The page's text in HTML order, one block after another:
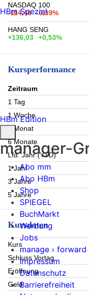
NASDAQ 100
-114,46
-0,39%
HANG SENG
+136,03
+0,53%
Kursperformance
Zeitraum
1 Tag
1 Woche
1 Monat
6 Monate
Lfd. Jahr (YTD)
1 Jahr
3 Jahre
5 Jahre
Kursdaten
Kurs
Schluss Vortag
Eröffnung
Geld
HBm Spezial
HBm Edition
manager-
Abo mm
Abo HBm
Shop
SPIEGEL
BuchMarkt
Werbung
Jobs
manage › forward
Impressum
Datenschutz
Barrierefreiheit